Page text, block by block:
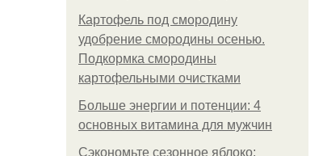
Картофель под смородину
удобрение смородины осенью.
Подкормка смородины
картофельными очистками
Больше энергии и потенции: 4
основных витамина для мужчин
Сэкономьте сезонное яблоко: